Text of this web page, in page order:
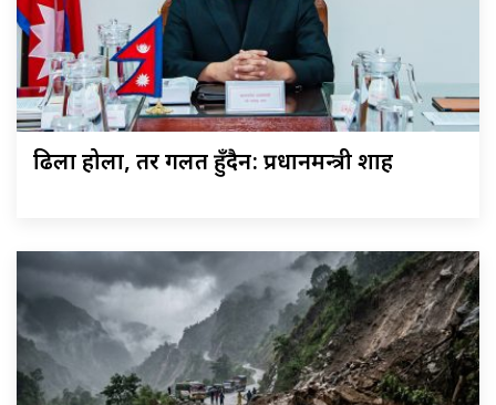
ढिला होला, तर गलत हुँदैन: प्रधानमन्त्री शाह